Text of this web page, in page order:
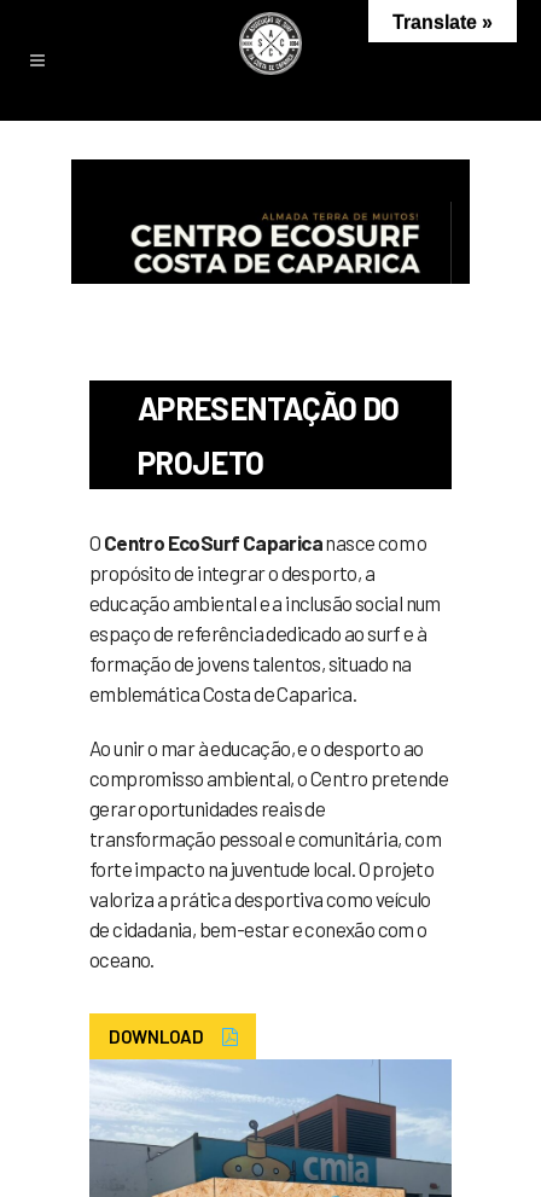
APRESENTAÇÃO DO
PROJETO
O Centro EcoSurf Caparicanasce com o
propósito de integrar o desporto, a
educação ambiental e a inclusão social num
espaço de referência dedicado ao surf e à
formação de jovens talentos, situado na
emblemática Costa de Caparica.
Ao unir o mar à educação, e o desporto ao
compromisso ambiental, o Centro pretende
gerar oportunidades reais de
transformação pessoal e comunitária, com
forte impacto na juventude local. O projeto
valoriza a prática desportiva como veículo
de cidadania, bem-estar e conexão com o
oceano.
DOWNLOAD
Translate »